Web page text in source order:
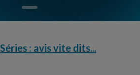
Séries : avis vite dits...